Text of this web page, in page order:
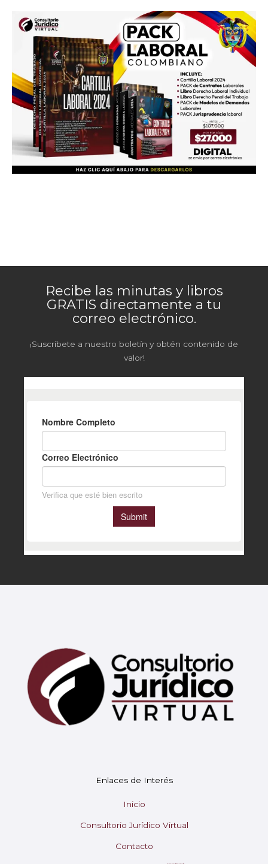
Recibe las minutas y libros
GRATIS directamente a tu
correo electrónico.
¡Suscríbete a nuestro boletín y obtén contenido de
valor!
Enlaces de Interés
Inicio
Consultorio Jurídico Virtual
Contacto
¡Hola! 👋 Soy Mary tu asistente virtual.